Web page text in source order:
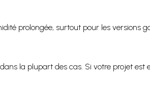
prolongée, surtout pour les versions
la plupart des cas. Si votre projet